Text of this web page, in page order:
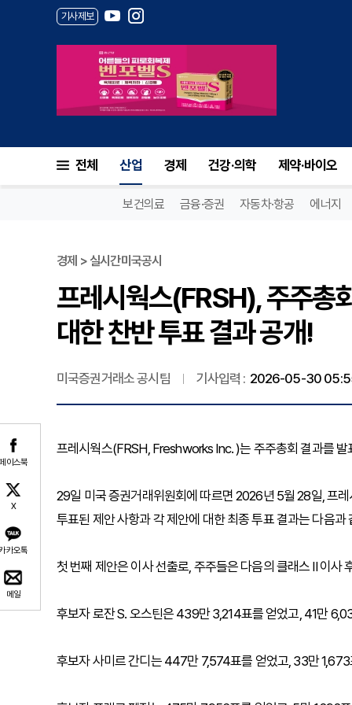
기사제보
전체 산업 경제 건강·의학 제약·바이오
보건의료 금융·증권 자동차·항공 에너지
이스북
X
카오톡
메일
경제 > 실시간미국공시
프레시웍스(FRSH), 주주총
대한 찬반 투표 결과 공개!
미국증권거래소 공시팀 기사입력 : 2026-05-30
프레시웍스(FRSH, Freshworks Inc. )는 주주총회 결과를 발
29일 미국 증권거래위원회에 따르면 2026년 5월 28일, 프
투표된 제안 사항과 각 제안에 대한 최종 투표 결과는 다음과
첫 번째 제안은 이사 선출로, 주주들은 다음의 클래스 II 이
후보자 로잔 S. 오스틴은 439만 3,214표를 얻었고, 41만
후보자 사미르 간디는 447만 7,574표를 얻었고, 33만